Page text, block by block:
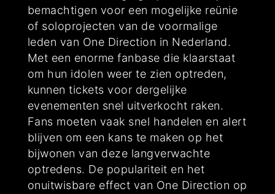
bemachtigen voor een mogelijke reünie
of soloprojecten van de voormalige
leden van One Direction in Nederland.
Met een enorme fanbase die klaarstaat
om hun idolen weer te zien optreden,
kunnen tickets voor dergelijke
evenementen snel uitverkocht raken.
Fans moeten vaak snel handelen en alert
blijven om een kans te maken op het
bijwonen van deze langverwachte
optredens. De populariteit en het
onuitwisbare effect van One Direction op